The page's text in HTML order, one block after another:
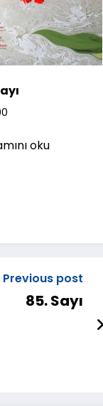
oku
Previous post
85. Sayı